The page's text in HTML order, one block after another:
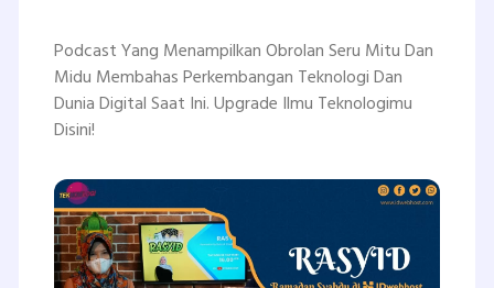
Podcast Yang Menampilkan Obrolan Seru Mitu Dan
Midu Membahas Perkembangan Teknologi Dan
Dunia Digital Saat Ini. Upgrade Ilmu Teknologimu
Disini!